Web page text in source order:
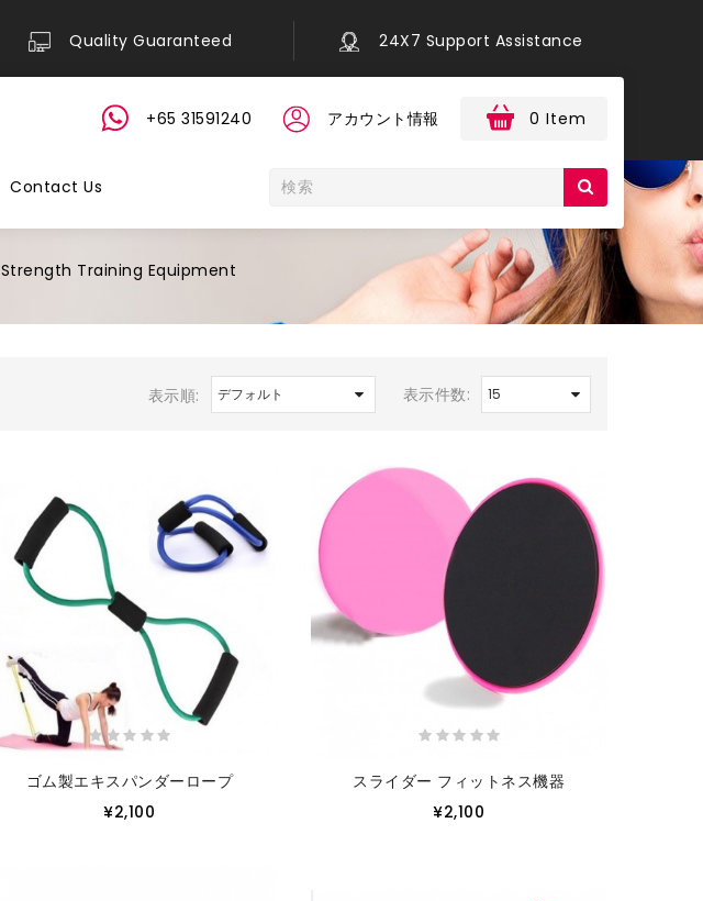
Quality Guaranteed 24X7 Support Assistance
+65 31591240 アカウント情報 0 Item
Contact Us
Strength Training Equipment
表示順: 表示件数:
ゴム製エキスパンダーロープ
¥2,100
スライダー フィットネス機器
¥2,100